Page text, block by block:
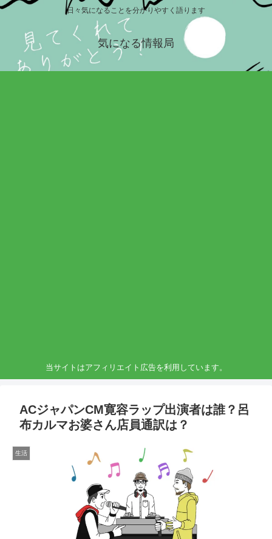
日々気になることを分かりやすく語ります
気になる情報局
当サイトはアフィリエイト広告を利用しています。
ACジャパンCM寛容ラップ出演者は誰？呂
布カルマお婆さん店員通訳は？
生活